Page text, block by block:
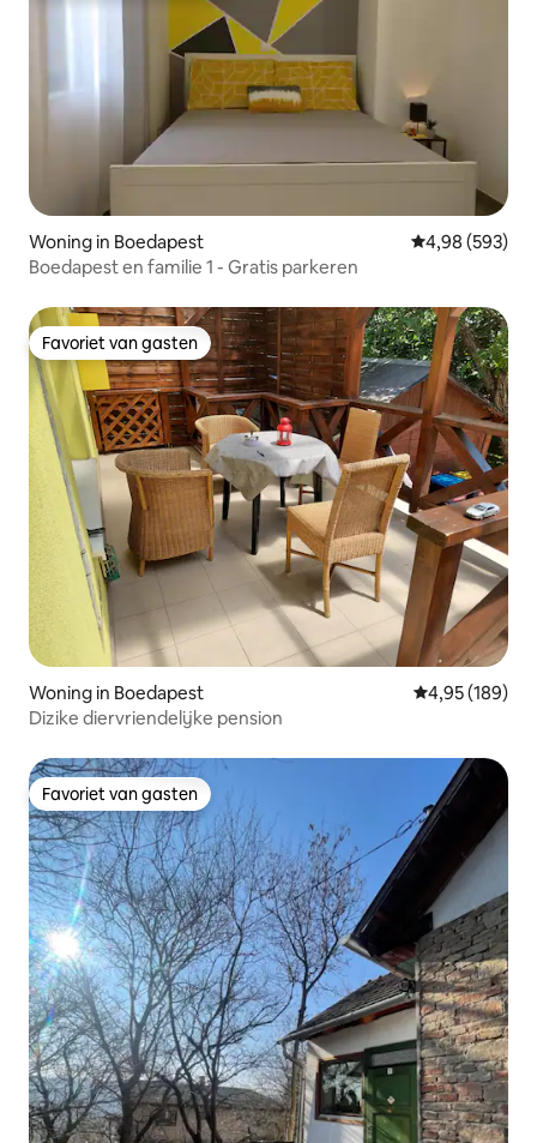
Woning in Boedapest Gemiddelde
4,98 (593)
Boedapest en familie 1 - Gratis parkeren
Favoriet van gasten
Favoriet van gasten
Woning in Boedapest Gemiddelde
4,95 (189)
Dizike diervriendelijke pension
Favoriet van gasten
Favoriet van gasten